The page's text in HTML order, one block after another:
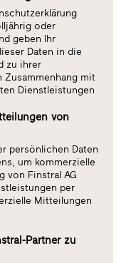
oder
geben Ihr
Daten in die
zu ihrer
Zusammenhang mit
Dienstleistungen
von
persönlichen Daten
um kommerzielle
von Finstral AG
per
Mitteilungen
Partner zu